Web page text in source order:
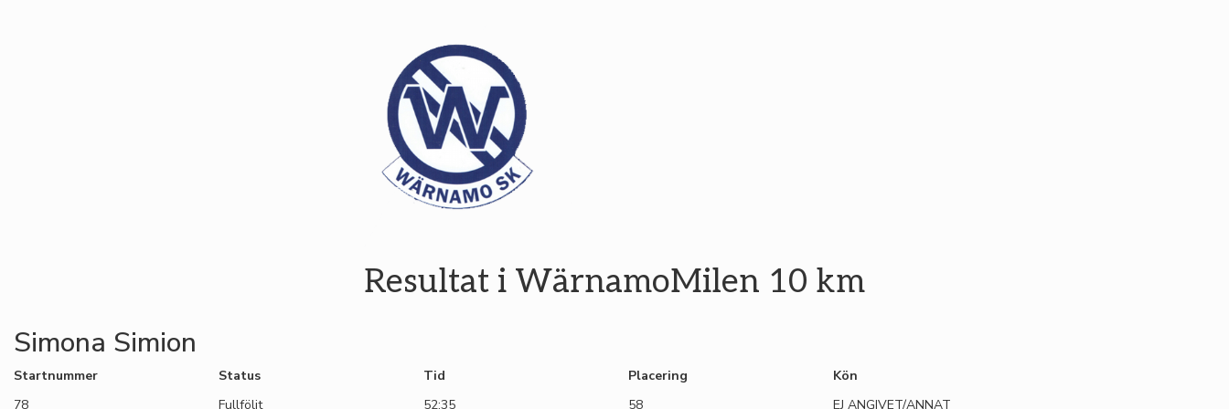
Resultat i WärnamoMilen 10 km
Simona Simion
Startnummer
78
Status
Fullföljt
Tid
52:35
Placering
58
Kön
EJ ANGIVET/ANNAT